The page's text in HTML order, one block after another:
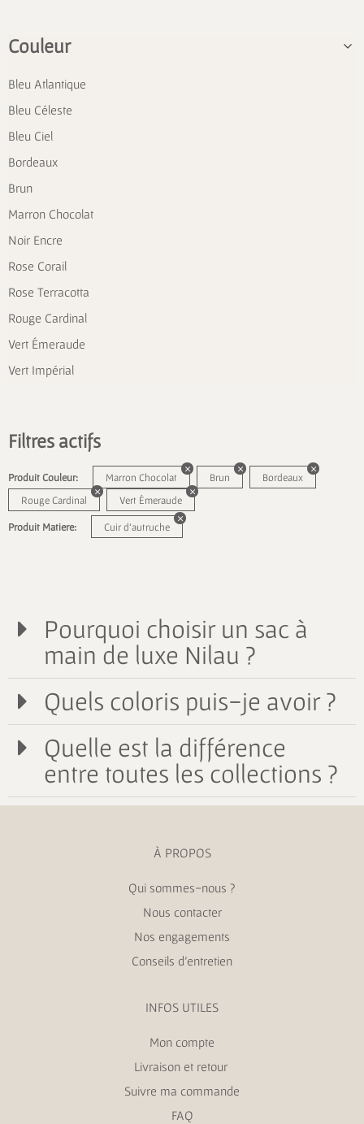
Couleur
Bleu Atlantique
Bleu Céleste
Bleu Ciel
Bordeaux
Brun
Marron Chocolat
Noir Encre
Rose Corail
Rose Terracotta
Rouge Cardinal
Vert Émeraude
Vert Impérial
Filtres actifs
Produit Couleur: Marron Chocolat Brun
Bordeaux
Rouge Cardinal
Vert Émeraude
Produit Matiere: Cuir d'autruche
Pourquoi choisir un sac à
main de luxe Nilau ?
Quels coloris puis-je avoir ?
Quelle est la différence
entre toutes les collections ?
À PROPOS
Qui sommes-nous ?
Nous contacter
Nos engagements
Conseils d’entretien
INFOS UTILES
Mon compte
Livraison et retour
Suivre ma commande
FAQ